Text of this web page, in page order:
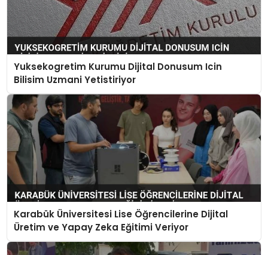
Yuksekogretim Kurumu Dijital Donusum Icin
Bilisim Uzmani Yetistiriyor
Karabük Üniversitesi Lise Öğrencilerine Dijital
Üretim ve Yapay Zeka Eğitimi Veriyor